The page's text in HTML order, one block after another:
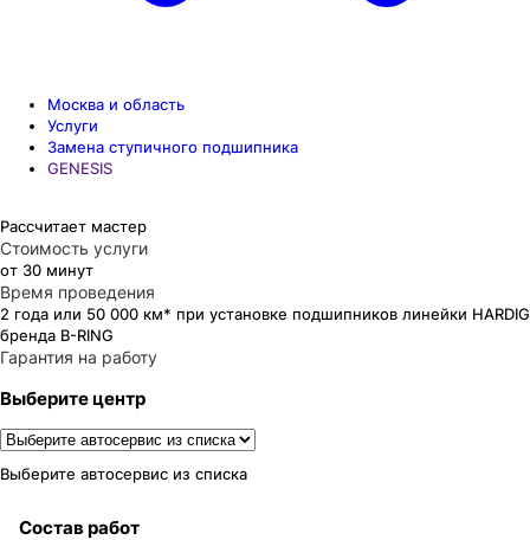
Москва и область
Услуги
Замена ступичного подшипника
GENESIS
Рассчитает мастер
Стоимость услуги
от 30 минут
Время проведения
2 года или 50 000 км* при установке подшипников линейки HARDIG
бренда B-RING
Гарантия на работу
Выберите центр
Выберите автосервис из списка
Состав работ